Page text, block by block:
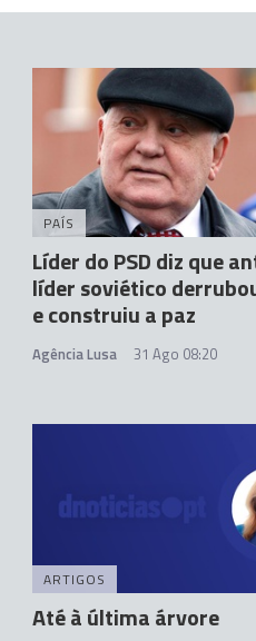
PAÍS
Líder do PSD diz que
líder soviético
e construiu a paz
Agência Lusa 31 Ago 08:20
ARTIGOS
Até à última árvore